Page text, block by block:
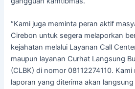
“Kami juga meminta peran aktif
Cirebon untuk segera melaporkan
kejahatan melalui Layanan Call
maupun layanan Curhat Langsung
(CLBK) di nomor 08112274110.
laporan yang diterima akan